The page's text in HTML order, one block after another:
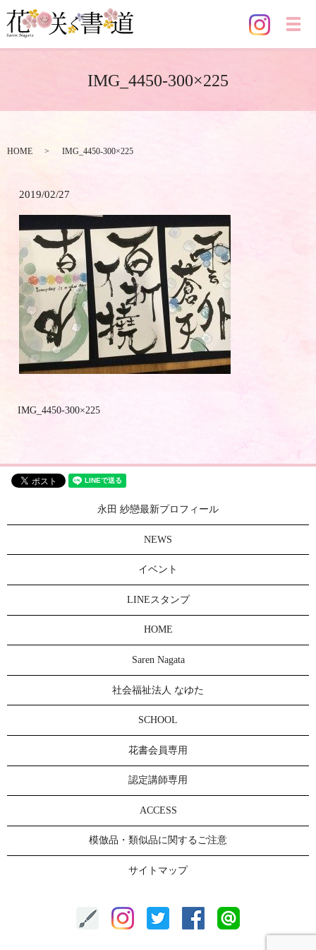
メ
IMG_4450-300×225
HOME IMG_4450-300×225
2019/02/27
IMG_4450-300×225
永田 紗戀最新プロフィール
NEWS
イベント
LINEスタンプ
HOME
Saren Nagata
社会福祉法人 なゆた
SCHOOL
花書会員専用
認定講師専用
ACCESS
模倣品・類似品に関するご注意
サイトマップ